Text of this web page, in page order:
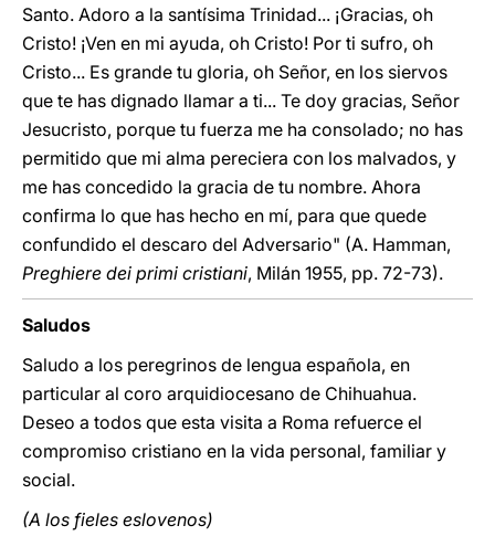
Santo. Adoro a la santísima Trinidad... ¡Gracias, oh
Cristo! ¡Ven en mi ayuda, oh Cristo! Por ti sufro, oh
Cristo... Es grande tu gloria, oh Señor, en los siervos
que te has dignado llamar a ti... Te doy gracias, Señor
Jesucristo, porque tu fuerza me ha consolado; no has
permitido que mi alma pereciera con los malvados, y
me has concedido la gracia de tu nombre. Ahora
confirma lo que has hecho en mí, para que quede
confundido el descaro del Adversario" (A. Hamman,
Preghiere dei primi cristiani, Milán 1955, pp. 72-73).
Saludos
Saludo a los peregrinos de lengua española, en
particular al coro arquidiocesano de Chihuahua.
Deseo a todos que esta visita a Roma refuerce el
compromiso cristiano en la vida personal, familiar y
social.
(A los fieles eslovenos)